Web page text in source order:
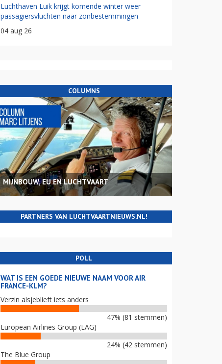
Luchthaven Luik krijgt komende winter weer
passagiersvluchten naar zonbestemmingen
04 aug 26
COLUMNS
MIJNBOUW, EU EN LUCHTVAART
PARTNERS VAN LUCHTVAARTNIEUWS.NL!
POLL
WAT IS EEN GOEDE NIEUWE NAAM VOOR AIR
FRANCE-KLM?
Verzin alsjeblieft iets anders
47% (81 stemmen)
European Airlines Group (EAG)
24% (42 stemmen)
The Blue Group